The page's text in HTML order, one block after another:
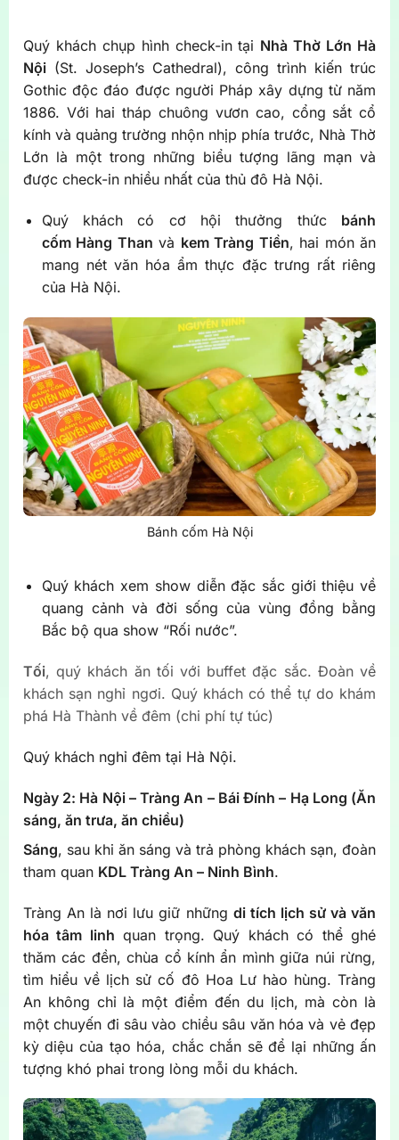
Quý khách chụp hình check-in tại Nhà Thờ Lớn Hà
Nội(St. Joseph’s Cathedral), công trình kiến trúc
Gothic độc đáo được người Pháp xây dựng từ năm
1886. Với hai tháp chuông vươn cao, cổng sắt cổ
kính và quảng trường nhộn nhịp phía trước, Nhà Thờ
Lớn là một trong những biểu tượng lãng mạn và
được check-in nhiều nhất của thủ đô Hà Nội.
Quý khách có cơ hội thưởng thức bánh
cốm Hàng Than và kem Tràng Tiền, hai món ăn
mang nét văn hóa ẩm thực đặc trưng rất riêng
của Hà Nội.
Bánh cốm Hà Nội
Quý khách xem show diễn đặc sắc giới thiệu về
quang cảnh và đời sống của vùng đồng bằng
Bắc bộ qua show “Rối nước”.
Tối, quý khách ăn tối với buffet đặc sắc. Đoàn về
khách sạn nghỉ ngơi. Quý khách có thể tự do khám
phá Hà Thành về đêm (chi phí tự túc)
Quý khách nghỉ đêm tại Hà Nội.
Ngày 2: Hà Nội – Tràng An – Bái Đính – Hạ Long (Ăn
sáng, ăn trưa, ăn chiều)
Sáng, sau khi ăn sáng và trả phòng khách sạn, đoàn
tham quan KDL Tràng An – Ninh Bình.
Tràng An là nơi lưu giữ những di tích lịch sử và văn
hóa tâm linh quan trọng. Quý khách có thể ghé
thăm các đền, chùa cổ kính ẩn mình giữa núi rừng,
tìm hiểu về lịch sử cố đô Hoa Lư hào hùng. Tràng
An không chỉ là một điểm đến du lịch, mà còn là
một chuyến đi sâu vào chiều sâu văn hóa và vẻ đẹp
kỳ diệu của tạo hóa, chắc chắn sẽ để lại những ấn
tượng khó phai trong lòng mỗi du khách.